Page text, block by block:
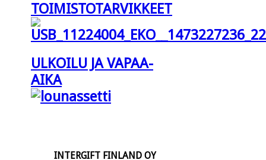
TOIMISTOTARVIKKEET
ULKOILU JA VAPAA-
AIKA
INTERGIFT FINLAND OY